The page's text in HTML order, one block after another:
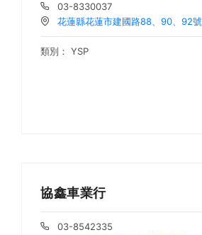
03-8330037
花蓮縣花蓮市建國路88、90、92號
類別： YSP
協鑫車業行
03-8542335